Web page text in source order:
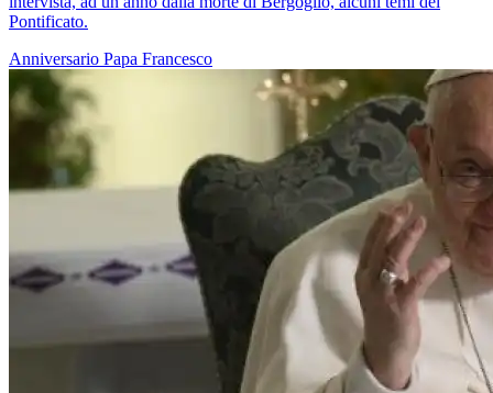
Pontificato.
Anniversario Papa Francesco